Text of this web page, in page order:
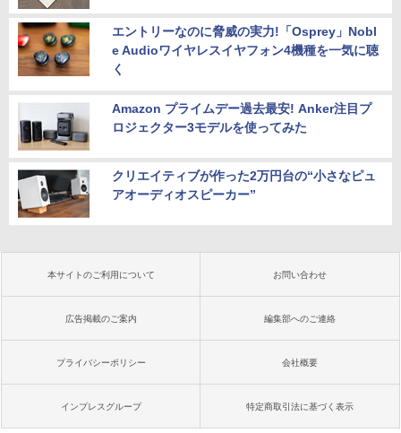
エントリーなのに脅威の実力!「Osprey」Nobl
e Audioワイヤレスイヤフォン4機種を一気に聴
く
Amazon プライムデー過去最安! Anker注目プ
ロジェクター3モデルを使ってみた
クリエイティブが作った2万円台の“小さなピュ
アオーディオスピーカー”
本サイトのご利用について お問い合わせ
広告掲載のご案内 編集部へのご連絡
プライバシーポリシー 会社概要
インプレスグループ 特定商取引法に基づく表示